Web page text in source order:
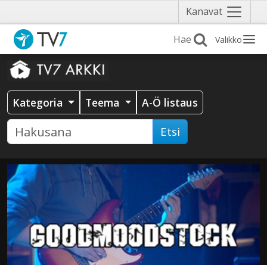
Kanavat Näytä
valikko
Valikko
Kategoria Teema A-Ö listaus
Etsi